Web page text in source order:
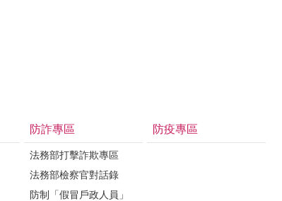
防詐專區
法務部打擊詐欺專區
法務部檢察官對話錄
防制「假冒戶政人員」
防疫專區